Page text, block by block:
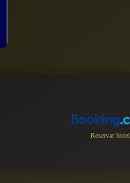
Reservar hotel